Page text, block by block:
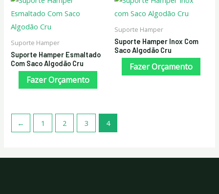
Suporte Hamper
Suporte Hamper Esmaltado
Com Saco Algodão Cru
Fazer Orçamento
Suporte Hamper
Suporte Hamper Inox Com
Saco Algodão Cru
Fazer Orçamento
← 1 2 3 4